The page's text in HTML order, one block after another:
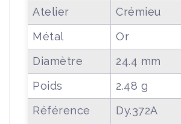
Atelier
Crémieu
Métal
Or
Diamètre
24.4 mm
Poids
2.48 g
Référence
Dy.372A